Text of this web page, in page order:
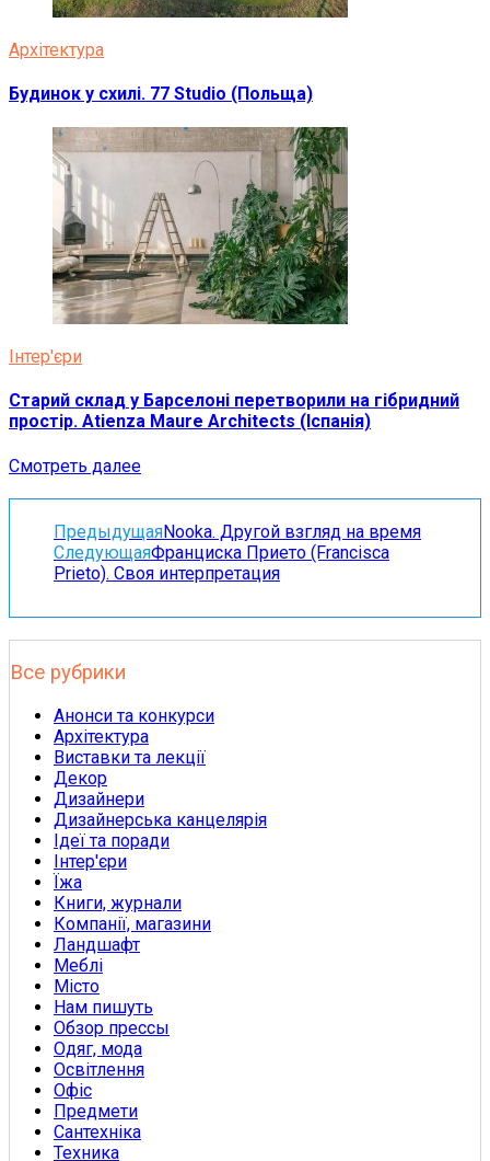
Архітектура
Будинок у схилі. 77 Studio (Польща)
Інтер'єри
Старий склад у Барселоні перетворили на гібридний
простір. Atienza Maure Architects (Іспанія)
Смотреть далее
ПредыдущаяNooka. Другой взгляд на время
СледующаяФранциска Прието (Francisca
Prieto). Своя интерпретация
Все рубрики
Анонси та конкурси
Архітектура
Виставки та лекції
Декор
Дизайнери
Дизайнерська канцелярія
Ідеї та поради
Інтер'єри
Їжа
Книги, журнали
Компанії, магазини
Ландшафт
Меблі
Місто
Нам пишуть
Обзор прессы
Одяг, мода
Освітлення
Офіс
Предмети
Сантехніка
Техника